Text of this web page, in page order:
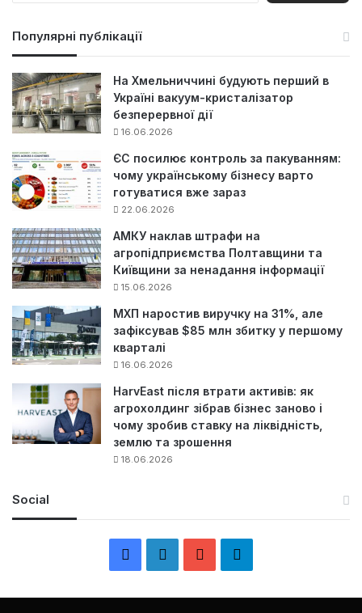
Популярні публікації
На Хмельниччині будують перший в
Україні вакуум-кристалізатор
безперервної дії
16.06.2026
ЄС посилює контроль за пакуванням:
чому українському бізнесу варто
готуватися вже зараз
22.06.2026
АМКУ наклав штрафи на
агропідприємства Полтавщини та
Київщини за ненадання інформації
15.06.2026
МХП наростив виручку на 31%, але
зафіксував $85 млн збитку у першому
кварталі
16.06.2026
HarvEast після втрати активів: як
агрохолдинг зібрав бізнес заново і
чому зробив ставку на ліквідність,
землю та зрошення
18.06.2026
Social